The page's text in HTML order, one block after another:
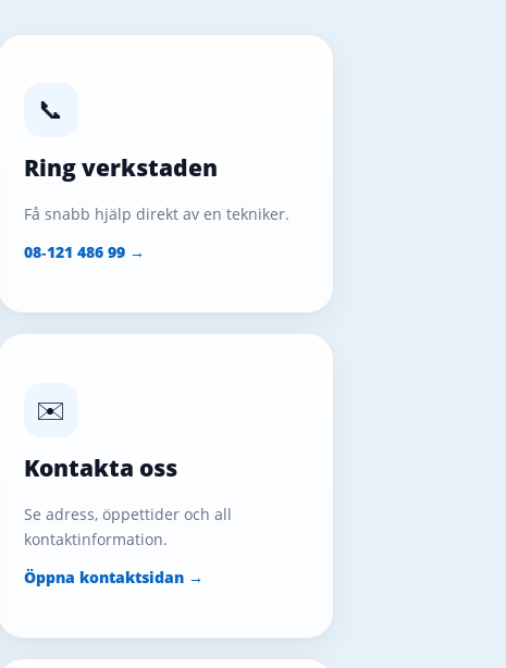
📞
Ring verkstaden
Få snabb hjälp direkt av en tekniker.
08‑121 486 99 →
✉️
Kontakta oss
Se adress, öppettider och all
kontaktinformation.
Öppna kontaktsidan →